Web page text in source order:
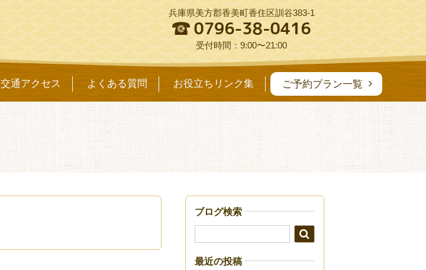
兵庫県美方郡香美町香住区訓谷383-1
受付時間：9:00〜21:00
交通アクセス よくある質問 お役立ちリンク集 ご予約プラン一覧
ブログ検索
最近の投稿